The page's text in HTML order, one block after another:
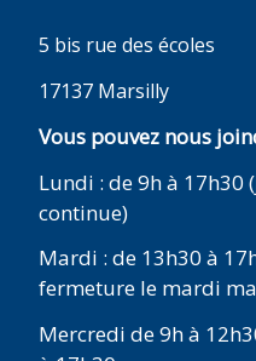
5 bis rue des écoles
17137 Marsilly
Vous pouvez nous
Lundi : de 9h à 17h30
continue)
Mardi : de 13h30 à
fermeture le mardi
Mercredi de 9h à